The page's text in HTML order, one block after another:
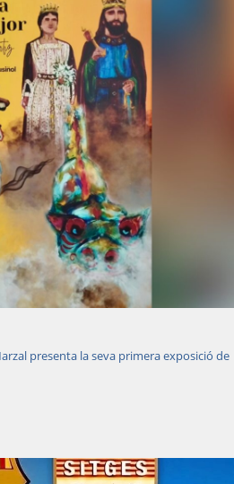
presenta la seva primera exposició de